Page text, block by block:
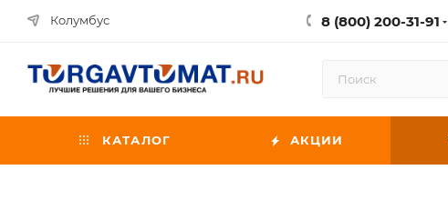
Колумбус 8 (800) 200-31-91
КАТАЛОГ АКЦИИ